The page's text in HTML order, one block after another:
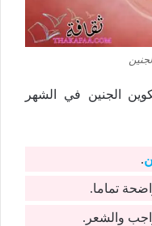
الجنين في الشهر
.
تماما.
والشعر.